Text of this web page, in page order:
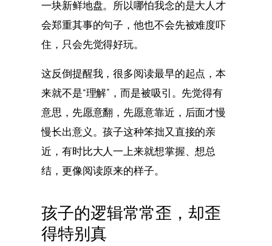
一块新鲜地盘。所以哪怕我念的是大人才
会郑重其事的句子，他也不会先被难度吓
住，只会先觉得好玩。
这反倒提醒我，很多阅读最早的起点，本
来就不是“理解”，而是被吸引。先觉得有
意思，先愿意翻，先愿意靠近，后面才慢
慢长出意义。孩子这种笨拙又直接的亲
近，有时比大人一上来就想掌握、想总
结，更像阅读原来的样子。
孩子的逻辑常常歪，却歪
得特别真